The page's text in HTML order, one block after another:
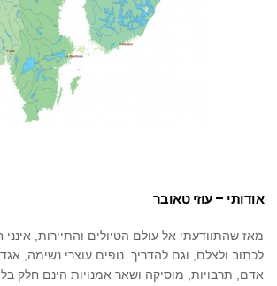
אודותי – עוזי טאובר
מאז שהתוודעתי אל עולם הטיולים והתיירות,
לכתוב ולצלם, וגם להדריך. נופים עוצרי נשימה,
אדם, תרבויות, מוסיקה ושאר אמנויות הינם חלק